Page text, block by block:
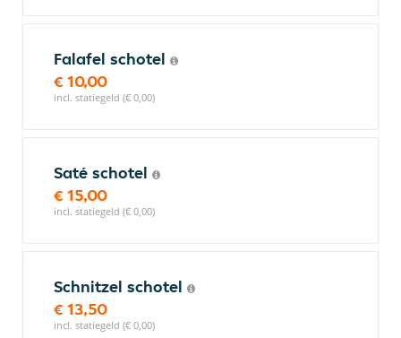
Falafel schotel
€ 10,00
incl. statiegeld (€ 0,00)
Saté schotel
€ 15,00
incl. statiegeld (€ 0,00)
Schnitzel schotel
€ 13,50
incl. statiegeld (€ 0,00)